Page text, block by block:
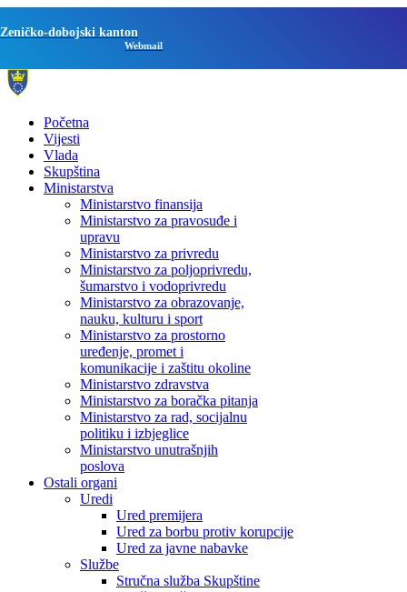
Zeničko-dobojski kanton
Webmail
Početna
Vijesti
Vlada
Skupština
Ministarstva
Ministarstvo finansija
Ministarstvo za pravosuđe i
upravu
Ministarstvo za privredu
Ministarstvo za poljoprivredu,
šumarstvo i vodoprivredu
Ministarstvo za obrazovanje,
nauku, kulturu i sport
Ministarstvo za prostorno
uređenje, promet i
komunikacije i zaštitu okoline
Ministarstvo zdravstva
Ministarstvo za boračka pitanja
Ministarstvo za rad, socijalnu
politiku i izbjeglice
Ministarstvo unutrašnjih
poslova
Ostali organi
Uredi
Ured premijera
Ured za borbu protiv korupcije
Ured za javne nabavke
Službe
Stručna služba Skupštine